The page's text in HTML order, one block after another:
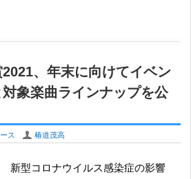
、年末に向けてイベン
対象楽曲ラインナップを公
ス U 椿道茂高
新型コロナウイルス感染症の影響